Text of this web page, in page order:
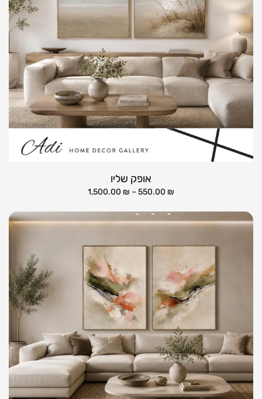
אופק שליו
550.00 ₪
–
1,500.00 ₪